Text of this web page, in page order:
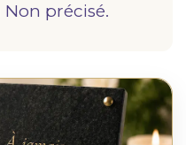
non précisé.